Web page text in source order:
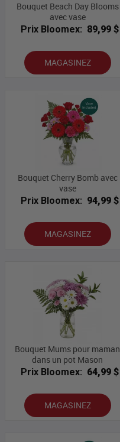
Bouquet Beach Day Blooms
avec vase
Prix Bloomex: 89,99 $
MAGASINEZ
Bouquet Cherry Bomb avec
vase
Prix Bloomex: 94,99 $
MAGASINEZ
Bouquet Mums pour maman
dans un pot Mason
Prix Bloomex: 64,99 $
MAGASINEZ